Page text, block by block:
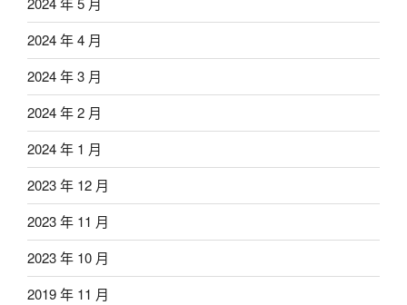
2024 年 4 月
2024 年 3 月
2024 年 2 月
2024 年 1 月
2023 年 12 月
2023 年 11 月
2023 年 10 月
2019 年 11 月